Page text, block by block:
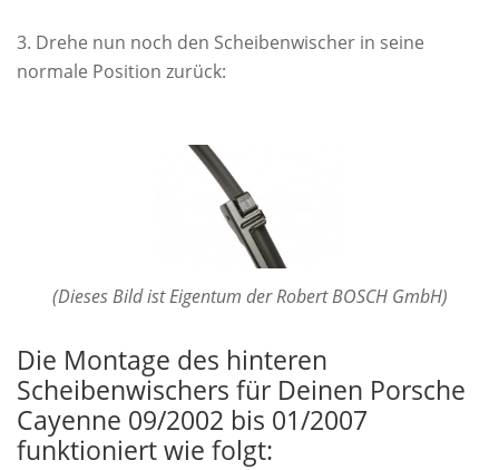
Drehe nun noch den Scheibenwischer in seine
normale Position zurück:
(Dieses Bild ist Eigentum der Robert BOSCH GmbH)
Die Montage des hinteren
Scheibenwischers für Deinen Porsche
Cayenne 09/2002 bis 01/2007
funktioniert wie folgt: